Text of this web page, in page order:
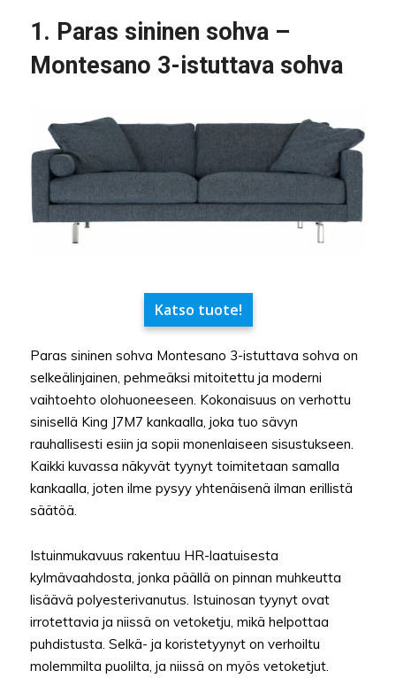
1. Paras sininen sohva –
Montesano 3-istuttava sohva
Katso tuote!
Paras sininen sohva Montesano 3-istuttava sohva on
selkeälinjainen, pehmeäksi mitoitettu ja moderni
vaihtoehto olohuoneeseen. Kokonaisuus on verhottu
sinisellä King J7M7 kankaalla, joka tuo sävyn
rauhallisesti esiin ja sopii monenlaiseen sisustukseen.
Kaikki kuvassa näkyvät tyynyt toimitetaan samalla
kankaalla, joten ilme pysyy yhtenäisenä ilman erillistä
säätöä.
Istuinmukavuus rakentuu HR-laatuisesta
kylmävaahdosta, jonka päällä on pinnan muhkeutta
lisäävä polyesterivanutus. Istuinosan tyynyt ovat
irrotettavia ja niissä on vetoketju, mikä helpottaa
puhdistusta. Selkä- ja koristetyynyt on verhoiltu
molemmilta puolilta, ja niissä on myös vetoketjut.